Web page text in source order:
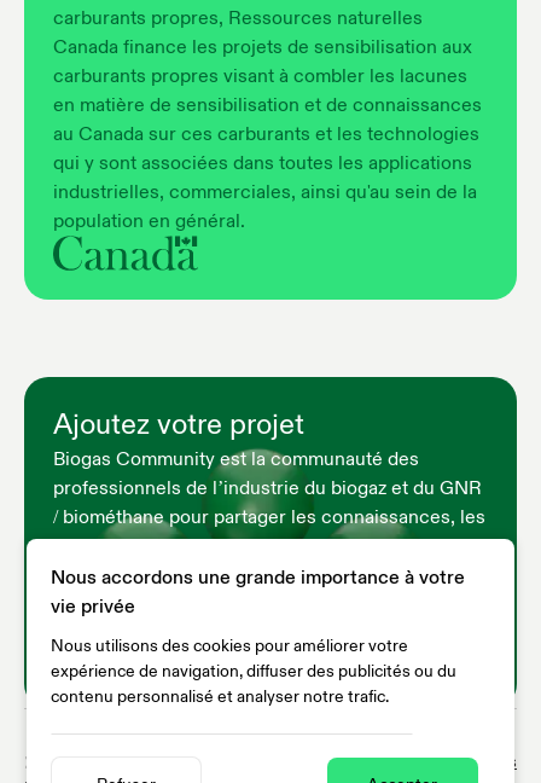
Nous accordons une grande importance à votre
vie privée
Nous utilisons des cookies pour améliorer votre
expérience de navigation, diffuser des publicités ou du
contenu personnalisé et analyser notre trafic.
carburants propres, Ressources naturelles
Canada finance les projets de sensibilisation aux
carburants propres visant à combler les lacunes
en matière de sensibilisation et de connaissances
au Canada sur ces carburants et les technologies
qui y sont associées dans toutes les applications
industrielles, commerciales, ainsi qu'au sein de la
population en général.
Ajoutez votre projet
Biogas Community est la communauté des
professionnels de l’industrie du biogaz et du GNR
/ biométhane pour partager les connaissances, les
informations et les opportunités d’affaires et
développer cette industrie ensemble.
Contactez-Nous
PrivacyTerms